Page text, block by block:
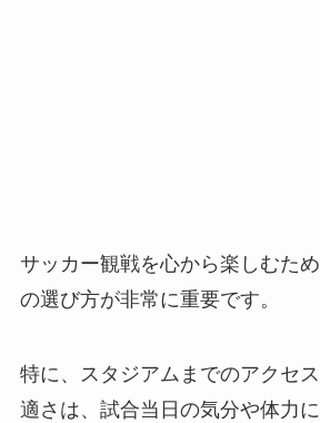
サッカー観戦を心から楽しむた
の選び方が非常に重要です。
特に、スタジアムまでのアクセ
適さは、試合当日の気分や体力に